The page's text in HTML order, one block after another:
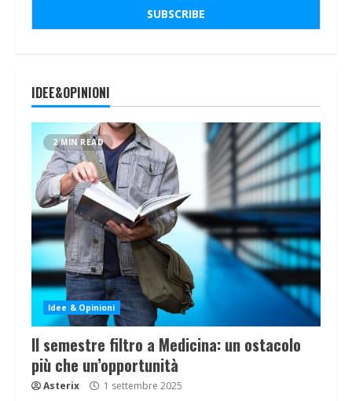
IDEE&OPINIONI
2 MIN READ
Idee & Opinioni
Il semestre filtro a Medicina: un ostacolo
più che un’opportunità
Asterix 1 settembre 2025